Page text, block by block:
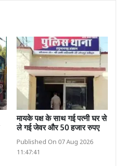
मायके पक्ष के साथ गई पत्नी घर से
ले गई जेवर और 50 हजार रुपए
Published On 07 Aug 2026
11:47:41